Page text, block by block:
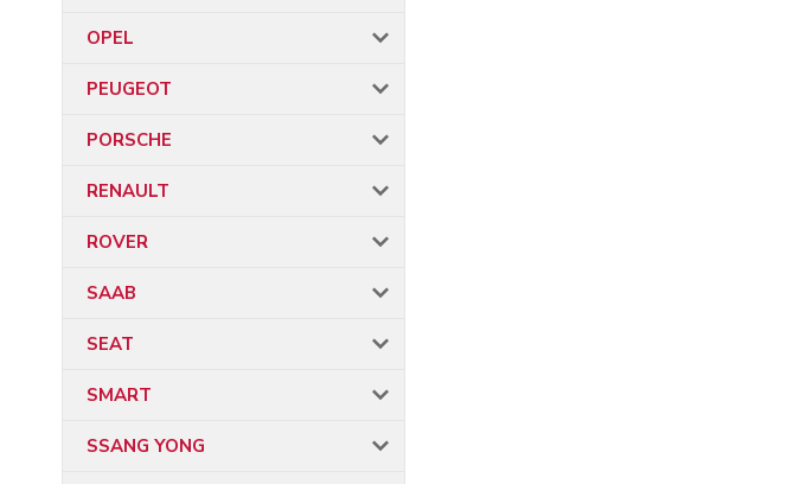
OPEL
PEUGEOT
PORSCHE
RENAULT
ROVER
SAAB
SEAT
SMART
SSANG YONG